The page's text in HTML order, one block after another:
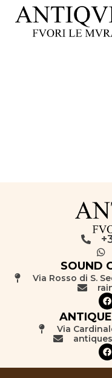
SOUND
Via Rosso di S.
Via